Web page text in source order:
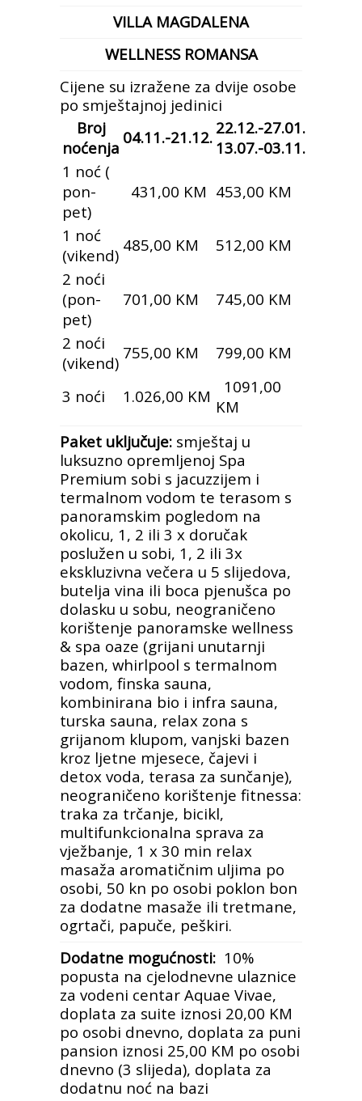
VILLA MAGDALENA
WELLNESS ROMANSA
Cijene su izražene za dvije osobe
po smještajnoj jedinici
Broj
noćenja
04.11.-21.12. 22.12.-27.01.
13.07.-03.11.
1 noć (
pon-
pet)
431,00 KM 453,00 KM
1 noć
(vikend)
485,00 KM
512,00 KM
2 noći
(pon-
pet)
701,00 KM 745,00 KM
2 noći
(vikend)
755,00 KM 799,00 KM
3 noći 1.026,00 KM
1091,00
KM
Paket uključuje: smještaj u
luksuzno opremljenoj Spa
Premium sobi s jacuzzijem i
termalnom vodom te terasom s
panoramskim pogledom na
okolicu, 1, 2 ili 3 x doručak
poslužen u sobi, 1, 2 ili 3x
ekskluzivna večera u 5 slijedova,
butelja vina ili boca pjenušca po
dolasku u sobu, neograničeno
korištenje panoramske wellness
& spa oaze (grijani unutarnji
bazen, whirlpool s termalnom
vodom, finska sauna,
kombinirana bio i infra sauna,
turska sauna, relax zona s
grijanom klupom, vanjski bazen
kroz ljetne mjesece, čajevi i
detox voda, terasa za sunčanje),
neograničeno korištenje fitnessa:
traka za trčanje, bicikl,
multifunkcionalna sprava za
vježbanje, 1 x 30 min relax
masaža aromatičnim uljima po
osobi, 50 kn po osobi poklon bon
za dodatne masaže ili tretmane,
ogrtači, papuče, peškiri.
Dodatne mogućnosti: 10%
popusta na cjelodnevne ulaznice
za vodeni centar Aquae Vivae,
doplata za suite iznosi 20,00 KM
po osobi dnevno, doplata za puni
pansion iznosi 25,00 KM po osobi
dnevno (3 slijeda), doplata za
dodatnu noć na bazi